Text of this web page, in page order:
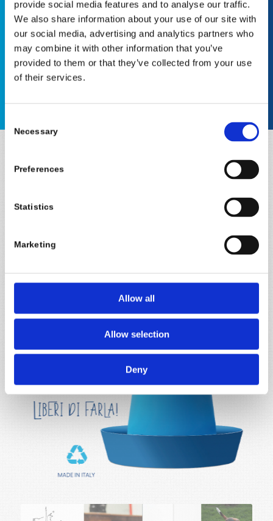
provide social media features and to analyse our traffic.
We also share information about your use of our site with
our social media, advertising and analytics partners who
may combine it with other information that you’ve
provided to them or that they’ve collected from your use
of their services.
Selection
Necessary
Preferences
Statistics
Marketing
Allow all
Allow selection
Deny
maniglia. La sua forma è studiata per
assecondare i bisogni fisiologici del
cane maschio e garantire l’igiene
dell’ambiente circostante.
ACQUISTA IL TUO PIPPI!